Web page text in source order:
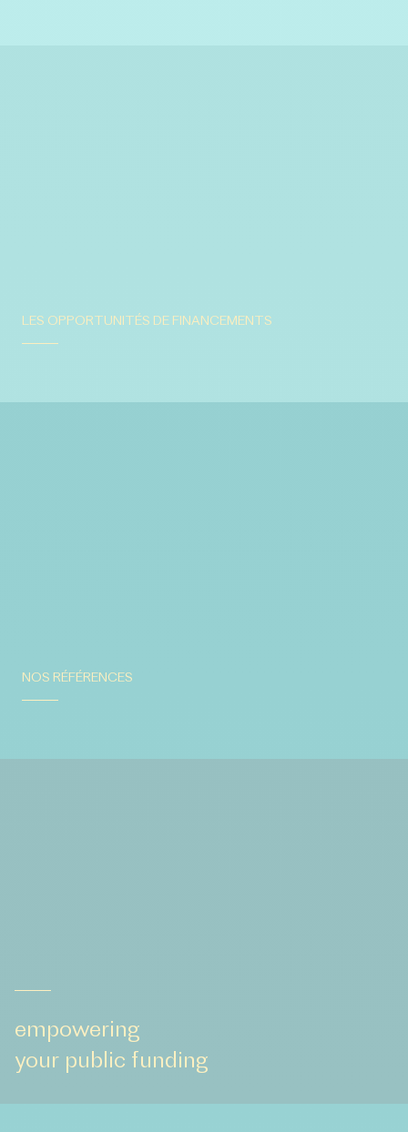
LES OPPORTUNITÉS DE FINANCEMENTS
NOS RÉFÉRENCES
empowering
your public funding